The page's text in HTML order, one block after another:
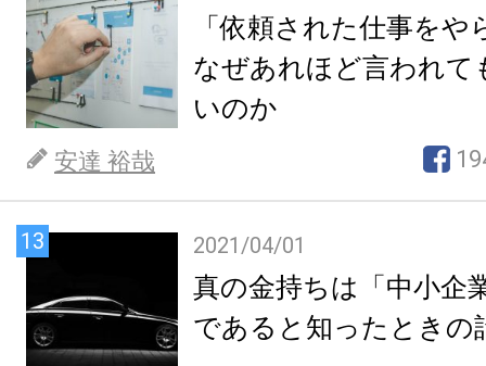
「依頼された仕事を
なぜあれほど言われて
いのか
安達 裕哉
13 2021/04/01
真の金持ちは「中小企
であると知ったときの